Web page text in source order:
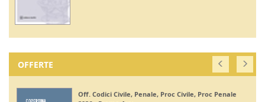
2026 - Esame Avv